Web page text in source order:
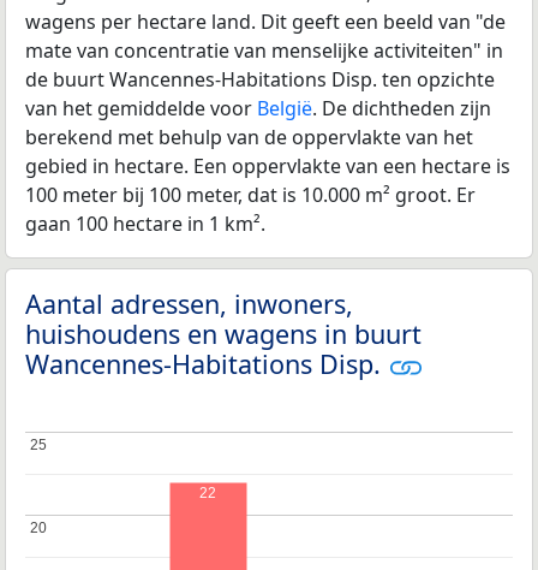
wagens per hectare land. Dit geeft een beeld van "de
mate van concentratie van menselijke activiteiten" in
de buurt Wancennes-Habitations Disp. ten opzichte
van het gemiddelde voor België. De dichtheden zijn
berekend met behulp van de oppervlakte van het
gebied in hectare. Een oppervlakte van een hectare is
100 meter bij 100 meter, dat is 10.000 m² groot. Er
gaan 100 hectare in 1 km².
Aantal adressen, inwoners,
huishoudens en wagens in buurt
Wancennes-Habitations Disp.
20
20
25
25
22